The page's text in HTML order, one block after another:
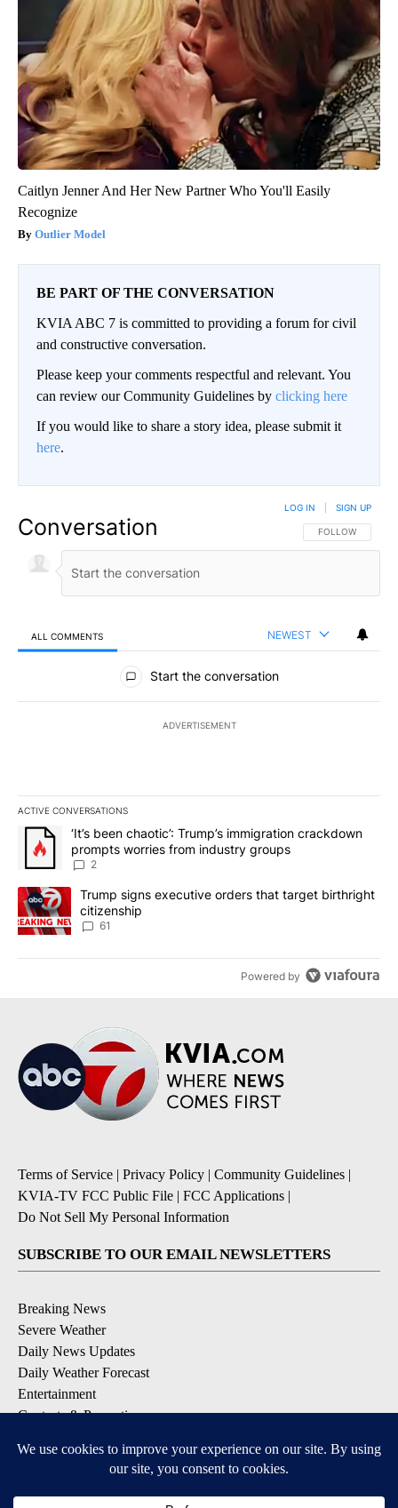
Caitlyn Jenner And Her New Partner Who You'll Easily
Recognize
Outlier Model
BE PART OF THE CONVERSATION
KVIA ABC 7 is committed to providing a forum for civil
and constructive conversation.
Please keep your comments respectful and relevant. You
can review our Community Guidelines by clicking here
If you would like to share a story idea, please submit it
here.
Conversation FOLLOW THIS
FOLLOW
LOG IN SIGN UP
ALL COMMENTS NEWEST
All Comments
Start the conversation
ADVERTISEMENT
ACTIVE CONVERSATIONS
The following is a list of the most commented articles in the last
A trending article titled "‘It’s been chaotic’: Trump’s
‘It’s been chaotic’: Trump’s immigration crackdown
prompts worries from industry groups
2
A trending article titled "Trump signs executive orders that
Trump signs executive orders that target birthright
citizenship
61
Powered by
Terms of Service | Privacy Policy | Community Guidelines |
KVIA-TV FCC Public File | FCC Applications |
Do Not Sell My Personal Information
SUBSCRIBE TO OUR EMAIL NEWSLETTERS
Breaking News
Severe Weather
Daily News Updates
Daily Weather Forecast
Entertainment
Contests & Promotions
DOWNLOAD OUR APPS